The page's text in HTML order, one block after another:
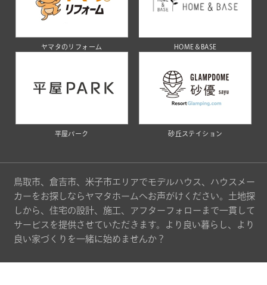
ヤマタのリフォーム HOME＆BASE
平屋パーク 砂丘ステイション
鳥取市、倉吉市、米子市エリアでモデルハウス、ハウスメー
カーをお探しならヤマタホームへお声がけください。土地探
しから、住宅の設計、施工、アフターフォローまで一貫して
サービスを提供させていただきます。より良い暮らし、より
良い家づくりを一緒に始めませんか？